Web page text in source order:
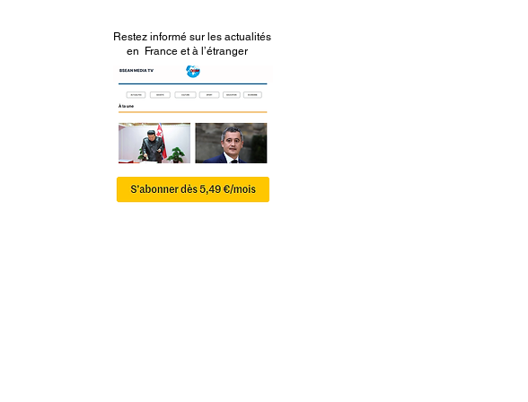
Restez informé sur les actualités
en France et à l’étranger